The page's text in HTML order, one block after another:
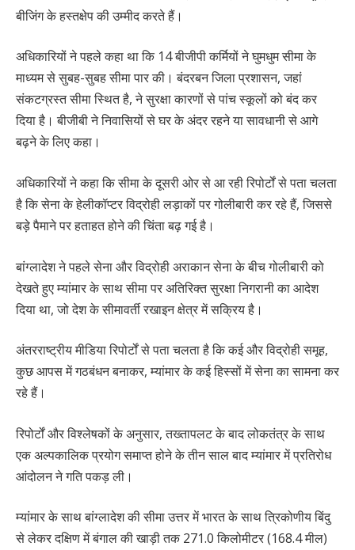
बीजिंग के हस्तक्षेप की उम्मीद करते हैं।
अधिकारियों ने पहले कहा था कि 14 बीजीपी कर्मियों ने घुमधुम सीमा के
माध्यम से सुबह-सुबह सीमा पार की। बंदरबन जिला प्रशासन, जहां
संकटग्रस्त सीमा स्थित है, ने सुरक्षा कारणों से पांच स्कूलों को बंद कर
दिया है। बीजीबी ने निवासियों से घर के अंदर रहने या सावधानी से आगे
बढ़ने के लिए कहा।
अधिकारियों ने कहा कि सीमा के दूसरी ओर से आ रही रिपोर्टों से पता चलता
है कि सेना के हेलीकॉप्टर विद्रोही लड़ाकों पर गोलीबारी कर रहे हैं, जिससे
बड़े पैमाने पर हताहत होने की चिंता बढ़ गई है।
बांग्लादेश ने पहले सेना और विद्रोही अराकान सेना के बीच गोलीबारी को
देखते हुए म्यांमार के साथ सीमा पर अतिरिक्त सुरक्षा निगरानी का आदेश
दिया था, जो देश के सीमावर्ती रखाइन क्षेत्र में सक्रिय है।
अंतरराष्ट्रीय मीडिया रिपोर्टों से पता चलता है कि कई और विद्रोही समूह,
कुछ आपस में गठबंधन बनाकर, म्यांमार के कई हिस्सों में सेना का सामना कर
रहे हैं।
रिपोर्टों और विश्लेषकों के अनुसार, तख्तापलट के बाद लोकतंत्र के साथ
एक अल्पकालिक प्रयोग समाप्त होने के तीन साल बाद म्यांमार में प्रतिरोध
आंदोलन ने गति पकड़ ली।
म्यांमार के साथ बांग्लादेश की सीमा उत्तर में भारत के साथ त्रिकोणीय बिंदु
से लेकर दक्षिण में बंगाल की खाड़ी तक 271.0 किलोमीटर (168.4 मील)